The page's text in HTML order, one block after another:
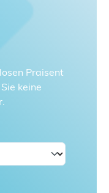
Praisent
keine